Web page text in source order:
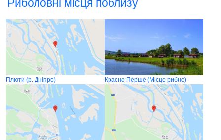
Риболовні місця поблизу
Плюти (р. Дніпро) Красне Перше (Місце рибне)